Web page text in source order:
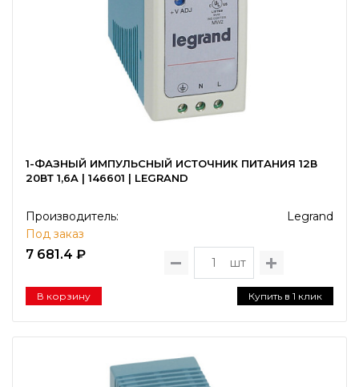
1-ФАЗНЫЙ ИМПУЛЬСНЫЙ ИСТОЧНИК ПИТАНИЯ 12В
20ВТ 1,6A | 146601 | LEGRAND
Производитель:
Legrand
Под заказ
7 681.4 ₽
шт
В корзину Купить в 1 клик